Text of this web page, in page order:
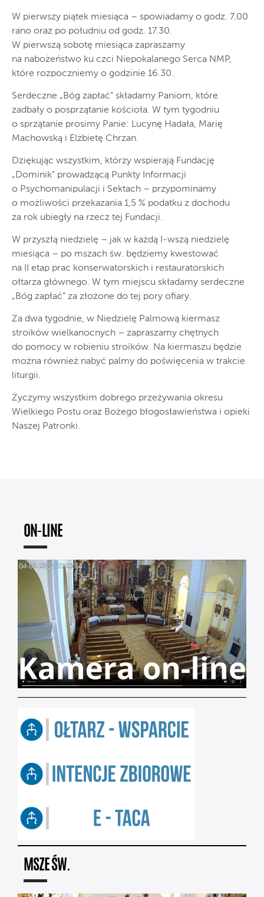
W pierwszy piątek miesiąca – spowiadamy o godz. 7.00
rano oraz po południu od godz. 17.30.
W pierwszą sobotę miesiąca zapraszamy
na nabożeństwo ku czci Niepokalanego Serca NMP,
które rozpoczniemy o godzinie 16.30.
Serdeczne „Bóg zapłać” składamy Paniom, które
zadbały o posprzątanie kościoła. W tym tygodniu
o sprzątanie prosimy Panie: Lucynę Hadała, Marię
Machowską i Elżbietę Chrzan.
Dziękując wszystkim, którzy wspierają Fundację
„Dominik” prowadzącą Punkty Informacji
o Psychomanipulacji i Sektach – przypominamy
o możliwości przekazania 1,5 % podatku z dochodu
za rok ubiegły na rzecz tej Fundacji.
W przyszłą niedzielę – jak w każdą I-wszą niedzielę
miesiąca – po mszach św. będziemy kwestować
na II etap prac konserwatorskich i restauratorskich
ołtarza głównego. W tym miejscu składamy serdeczne
„Bóg zapłać” za złożone do tej pory ofiary.
Za dwa tygodnie, w Niedzielę Palmową kiermasz
stroików wielkanocnych – zapraszamy chętnych
do pomocy w robieniu stroików. Na kiermaszu będzie
można również nabyć palmy do poświęcenia w trakcie
liturgii.
Życzymy wszystkim dobrego przeżywania okresu
Wielkiego Postu oraz Bożego błogosławieństwa i opieki
Naszej Patronki.
ON-LINE
MSZE ŚW.